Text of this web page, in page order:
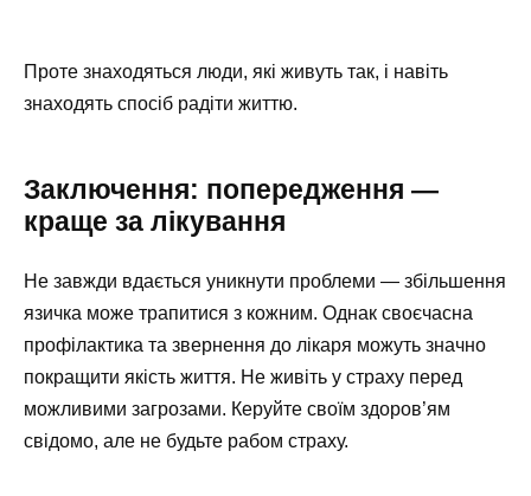
Проте знаходяться люди, які живуть так, і навіть
знаходять спосіб радіти життю.
Заключення: попередження —
краще за лікування
Не завжди вдається уникнути проблеми — збільшення
язичка може трапитися з кожним. Однак своєчасна
профілактика та звернення до лікаря можуть значно
покращити якість життя. Не живіть у страху перед
можливими загрозами. Керуйте своїм здоров’ям
свідомо, але не будьте рабом страху.